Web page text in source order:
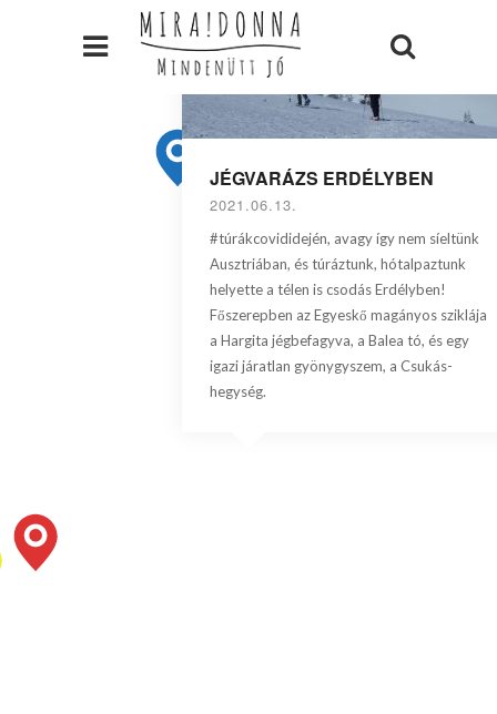
JÉGVARÁZS ERDÉLYBEN
2021.06.13.
#túrákcovididején, avagy így nem síeltünk
Ausztriában, és túráztunk, hótalpaztunk
helyette a télen is csodás Erdélyben!
Főszerepben az Egyeskő magányos sziklája
a Hargita jégbefagyva, a Balea tó, és egy
igazi járatlan gyönygyszem, a Csukás-
hegység.